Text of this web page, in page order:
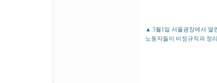
▲ 5월1일 서울광장에서 열
노동자들이 비정규직과 정